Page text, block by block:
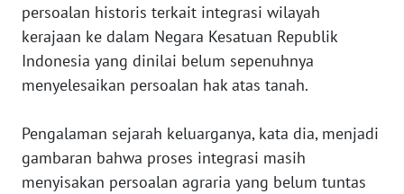
persoalan historis terkait integrasi wilayah
kerajaan ke dalam Negara Kesatuan Republik
Indonesia yang dinilai belum sepenuhnya
menyelesaikan persoalan hak atas tanah.
Pengalaman sejarah keluarganya, kata dia, menjadi
gambaran bahwa proses integrasi masih
menyisakan persoalan agraria yang belum tuntas
BENGKULU
WN
WN
JATENG